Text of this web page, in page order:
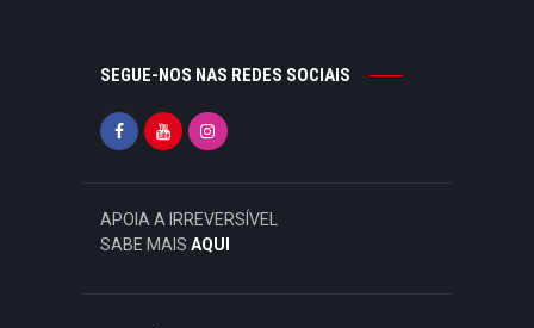
SEGUE-NOS NAS REDES SOCIAIS
APOIA A IRREVERSÍVEL
SABE MAIS AQUI